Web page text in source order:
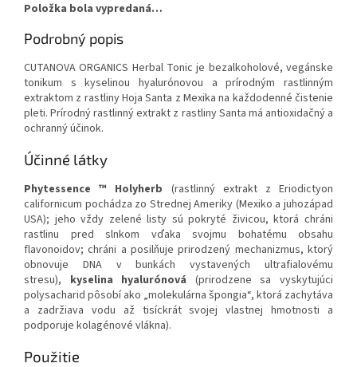
Položka bola vypredaná…
Podrobný popis
CUTANOVA ORGANICS Herbal Tonic je bezalkoholové, vegánske
tonikum s kyselinou hyalurónovou a prírodným rastlinným
extraktom z rastliny Hoja Santa z Mexika na každodenné čistenie
pleti. Prírodný rastlinný extrakt z rastliny Santa má antioxidačný a
ochranný účinok.
Účinné látky
Phytessence ™ Holyherb (rastlinný extrakt z Eriodictyon
californicum pochádza zo Strednej Ameriky (Mexiko a juhozápad
USA); jeho vždy zelené listy sú pokryté živicou, ktorá chráni
rastlinu pred slnkom vďaka svojmu bohatému obsahu
flavonoidov; chráni a posilňuje prirodzený mechanizmus, ktorý
obnovuje DNA v bunkách vystavených ultrafialovému
stresu), kyselina hyalurónová (prirodzene sa vyskytujúci
polysacharid pôsobí ako „molekulárna špongia“, ktorá zachytáva
a zadržiava vodu až tisíckrát svojej vlastnej hmotnosti a
podporuje kolagénové vlákna).
Použitie